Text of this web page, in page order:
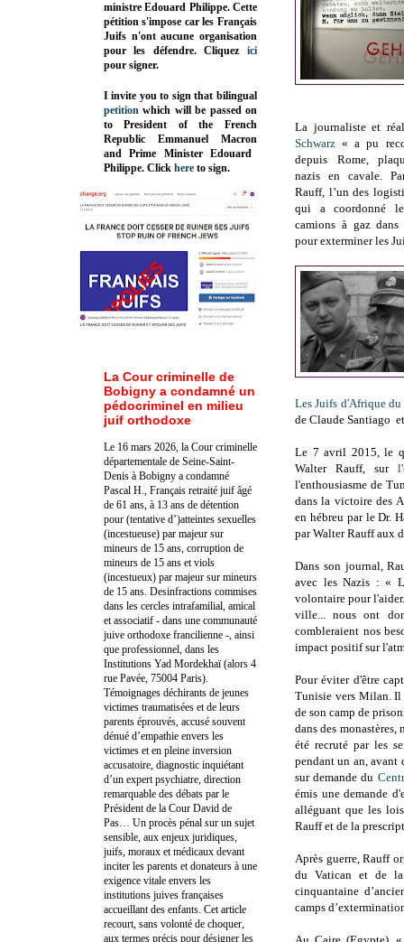
La journaliste et
Schwarz « a pu
depuis Rome,
nazis en cavale.
Rauff, l’un des
qui a coordonné
camions à gaz dans
pour exterminer les
Les Juifs d'Afrique
de Claude Santiago
Le 7 avril 2015, le
Walter Rauff, sur
l'enthousiasme de
dans la victoire des
en hébreu par le Dr.
par Walter Rauff aux
Dans son journal,
avec les Nazis : «
volontaire pour
ville... nous ont
combleraient nos
impact positif sur
Pour éviter d'être
Tunisie vers Milan. Il
de son camp de
dans des
été recruté par les
pendant un an, avant
sur demande du
émis une demande
alléguant que les
Rauff et de la
Après guerre, Rauff
du Vatican et de la
cinquantaine
camps
ministre Edouard Philippe. Cette
pétition s'impose car les Français
Juifs n'ont aucune organisation
pour les défendre. Cliquez
ici
pour signer.
I invite you to sign that bilingual
petition which will be passed on
to President of the French
Republic Emmanuel Macron
and Prime MinisterEdouard
Philippe. Click here to sign.
La Cour criminelle de
Bobigny a condamné un
pédocriminel en milieu
juif orthodoxe
Le 16 mars 2026, la Cour criminelle
départementale de Seine-Saint-
Denis à Bobigny a condamné
Pascal H., Français retraité juif âgé
de 61 ans, à 13 ans de détention
pour (tentative d’)atteintes sexuelles
(incestueuse) par majeur sur
mineurs de 15 ans, corruption de
mineurs de 15 ans et viols
(incestueux) par majeur sur mineurs
de 15 ans. Desinfractions commises
dans les cercles intrafamilial, amical
et associatif - dans une communauté
juive orthodoxe francilienne -, ainsi
que professionnel, dans les
Institutions Yad Mordekhaï (alors 4
rue Pavée, 75004 Paris).
Témoignages déchirants de jeunes
victimes traumatisées et de leurs
parents éprouvés, accusé souvent
dénué d’empathie envers les
victimes et en pleine inversion
accusatoire, diagnostic inquiétant
d’un expert psychiatre, direction
remarquable des débats par le
Président de la Cour David de
Pas… Un procès pénal sur un sujet
sensible, aux enjeux juridiques,
juifs, moraux et médicaux devant
inciter les parents et donateurs à une
exigence vitale envers les
institutions juives françaises
accueillant des enfants. Cet article
recourt, sans volonté de choquer,
aux termes précis pour désigner les